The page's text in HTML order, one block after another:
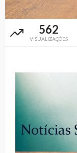
562
VISUALIZAÇÕES